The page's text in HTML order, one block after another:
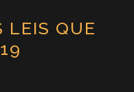
LEIS QUE